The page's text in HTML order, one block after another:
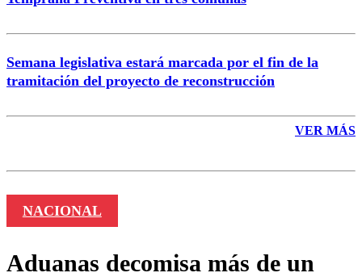
Semana legislativa estará marcada por el fin de la
tramitación del proyecto de reconstrucción
VER MÁS
NACIONAL
Aduanas decomisa más de un